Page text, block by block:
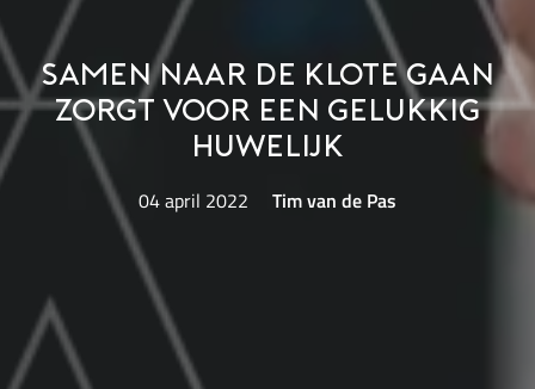
Samen naar de klote gaan
zorgt voor een gelukkig
huwelijk
04 april 2022 Tim van de Pas